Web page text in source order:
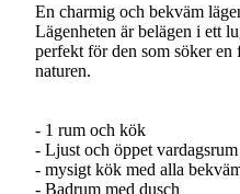
En charmig och bekväm
Lägenheten är belägen i ett
perfekt för den som söker
naturen.
- 1 rum och kök
- Ljust och öppet vardagsrum
- mysigt kök med alla
- Badrum med dusch